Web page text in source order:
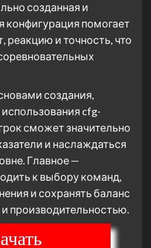
созданная и
конфигурация помогает
реакцию и точность, что
создания,
cfg-
сможет значительно
и наслаждаться
Главное —
к выбору команд,
и сохранять баланс
производительностью.